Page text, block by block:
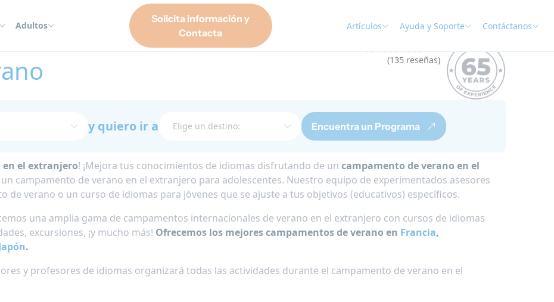
Adultos
Solicita información y
Contacta
Artículos Ayuda y Soporte Contáctanos
★★★★★4.9
(135 reseñas)
y quiero ir a Encuentra un Programa
el extranjero! ¡Mejora tus conocimientos de idiomas disfrutando de un campamento de verano en el
campamento de verano en el extranjero para adolescentes. Nuestro equipo de experimentados asesores
de verano o un curso de idiomas para jóvenes que se ajuste a tus objetivos (educativos) específicos.
una amplia gama de campamentos internacionales de verano en el extranjero con cursos de idiomas
excursiones, ¡y mucho más! Ofrecemos los mejores campamentos de verano en Francia,
.
y profesores de idiomas organizará todas las actividades durante el campamento de verano en el